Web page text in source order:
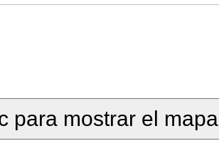
para mostrar el mapa